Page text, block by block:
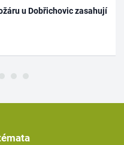
u Dobřichovic zasahují